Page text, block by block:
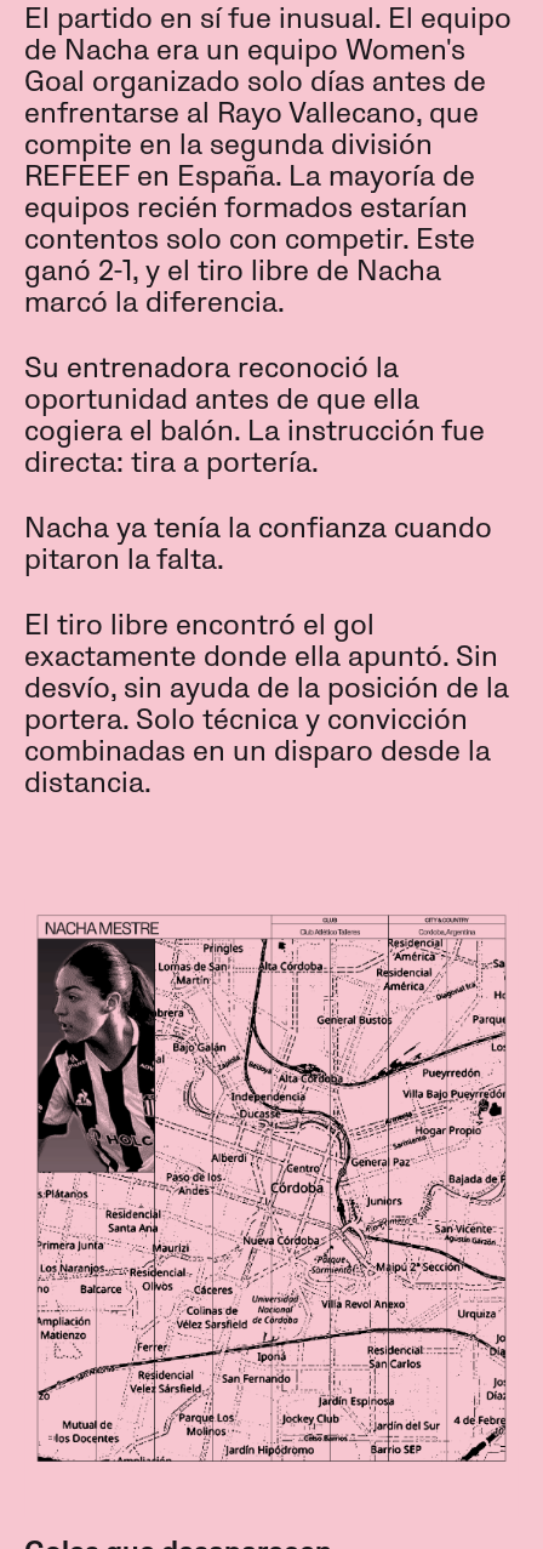
El partido en sí fue inusual. El equipo
de Nacha era un equipo Women's
Goal organizado solo días antes de
enfrentarse al Rayo Vallecano, que
compite en la segunda división
REFEEF en España. La mayoría de
equipos recién formados estarían
contentos solo con competir. Este
ganó 2-1, y el tiro libre de Nacha
marcó la diferencia.
Su entrenadora reconoció la
oportunidad antes de que ella
cogiera el balón. La instrucción fue
directa: tira a portería.
Nacha ya tenía la confianza cuando
pitaron la falta.
El tiro libre encontró el gol
exactamente donde ella apuntó. Sin
desvío, sin ayuda de la posición de la
portera. Solo técnica y convicción
combinadas en un disparo desde la
distancia.